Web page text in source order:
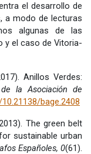
el desarrollo de
a modo de lecturas
algunas de las
y el caso de Vitoria-
Anillos Verdes:
la Asociación de
bage.2408
The green belt
sustainable urban
Españoles, 0(61).